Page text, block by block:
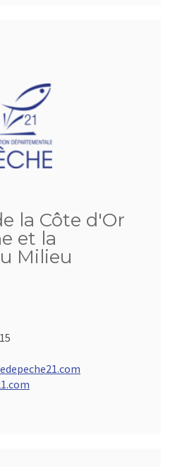
la Côte d'Or
et la
Milieu